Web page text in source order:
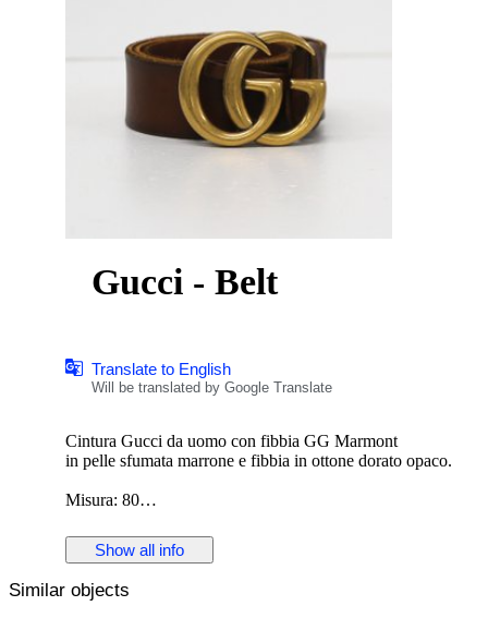
Gucci - Belt
Translate to English
Will be translated by Google Translate
Cintura Gucci da uomo con fibbia GG Marmont
in pelle sfumata marrone e fibbia in ottone dorato opaco.
Misura: 80
Made in Italy.
Tutti i dettagli sono come da foto.
Show all info
Similar objects